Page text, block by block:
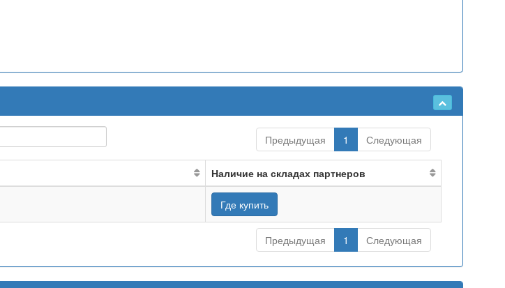
Предыдущая 1 Следующая
Наличие на складах партнеров
Где купить
Предыдущая 1 Следующая